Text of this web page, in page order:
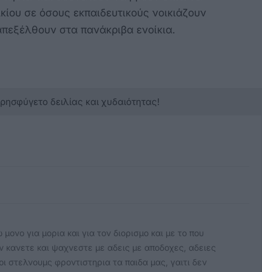
σε όσους εκπαιδευτικούς νοικιάζουν
στα πανάκριβα ενοίκια.
δειλίας και χυδαιότητας!
για μορια και για τον διορισμο και με το που
και ψαχνεστε με αδεις με αποδοχες, αδειες
φροντιστηρια τα παιδα μας, γαιτι δεν